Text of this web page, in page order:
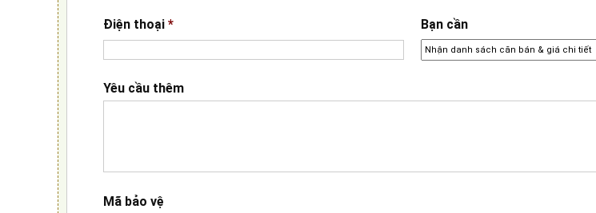
Điện thoại * Bạn cần
Yêu cầu thêm
Mã bảo vệ